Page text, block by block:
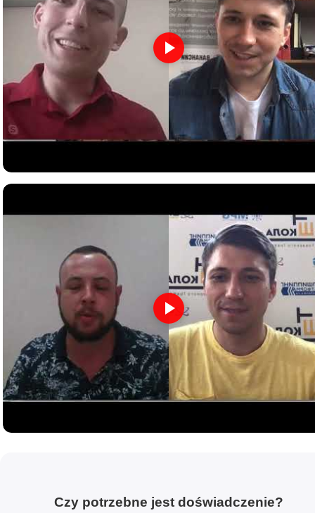
Czy potrzebne jest doświadczenie?